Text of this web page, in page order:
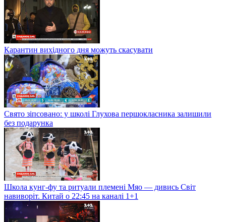
Карантин вихідного дня можуть скасувати
Свято зіпсовано: у школі Глухова першокласника залишили
без подарунка
Школа кунг-фу та ритуали племені Мяо — дивись Світ
навиворіт. Китай о 22:45 на каналі 1+1